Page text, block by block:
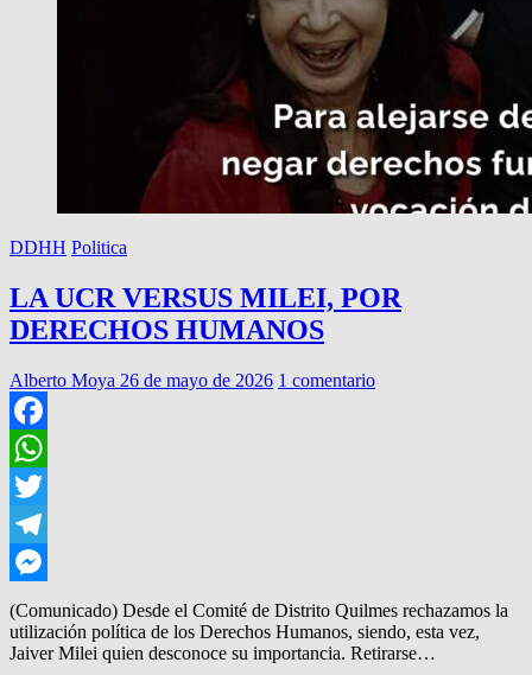
DDHH Politica
LA UCR VERSUS MILEI, POR
DERECHOS HUMANOS
Alberto Moya 26 de mayo de 2026 1 comentario
Facebook
WhatsApp
Twitter
Telegram
Messenger
(Comunicado) Desde el Comité de Distrito Quilmes rechazamos la
utilización política de los Derechos Humanos, siendo, esta vez,
Jaiver Milei quien desconoce su importancia. Retirarse…